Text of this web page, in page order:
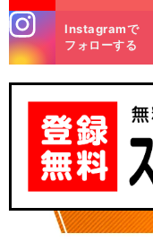
m
Instagramで
フォローする